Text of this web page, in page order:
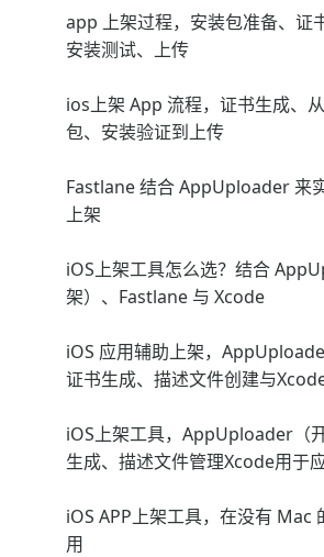
app 上架过程，安装包准备、证
安装测试、上传
ios上架 App 流程，证书生成、
包、安装验证到上传
Fastlane 结合 AppUploader 来
上架
iOS上架工具怎么选？结合
架）、Fastlane 与 Xcode
iOS 应用辅助上架，
证书生成、描述文件创建与
iOS上架工具，AppUploader（
生成、描述文件管理Xcode用于
iOS APP上架工具，在没有 Mac
用